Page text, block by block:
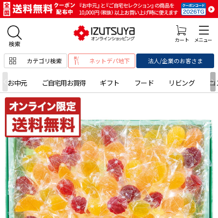
カテゴリ検索 ネットデパ地下 法人/企業のお客さま
お中元 ご自宅用お買得 ギフト フード リビング コ